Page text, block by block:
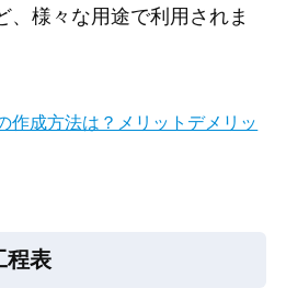
、様々な用途で利用されま
作成方法は？メリットデメリッ
程表